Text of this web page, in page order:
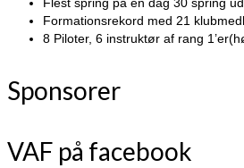
Flest spring på en dag 30 spring
Formationsrekord med 21
8 Piloter, 6 instruktør af rang
Sponsorer
VAF på facebook